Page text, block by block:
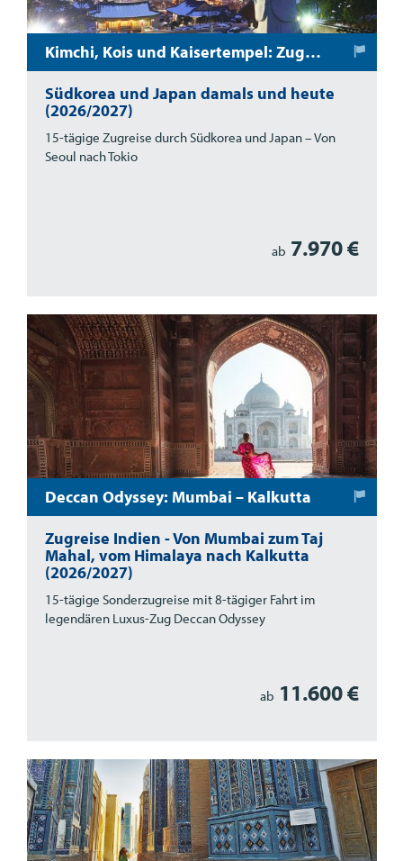
Kimchi, Kois und Kaisertempel: Zug-Erlebnisreise durch Südkorea und Japan
Südkorea und Japan damals und heute
(2026/2027)
15-tägige Zugreise durch Südkorea und Japan – Von
Seoul nach Tokio
ab 7.970 €
Deccan Odyssey: Mumbai – Kalkutta
Zugreise Indien - Von Mumbai zum Taj
Mahal, vom Himalaya nach Kalkutta
(2026/2027)
15-tägige Sonderzugreise mit 8-tägiger Fahrt im
legendären Luxus-Zug Deccan Odyssey
ab 11.600 €